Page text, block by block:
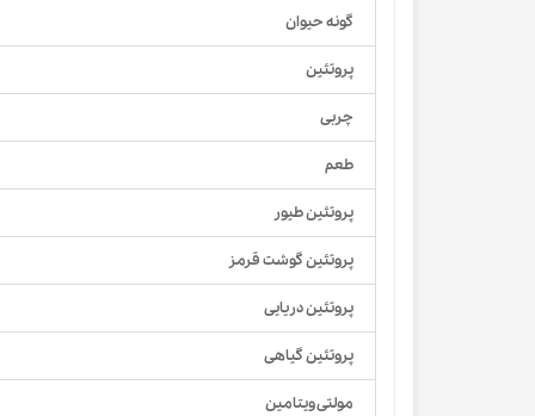
گونه حیوان
پروتئین
چربی
طعم
پروتئین طیور
پروتئین گوشت قرمز
پروتئین دریایی
پروتئین گیاهی
مولتی ویتامین